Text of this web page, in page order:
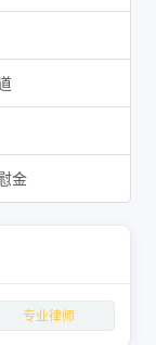
金
专业律师